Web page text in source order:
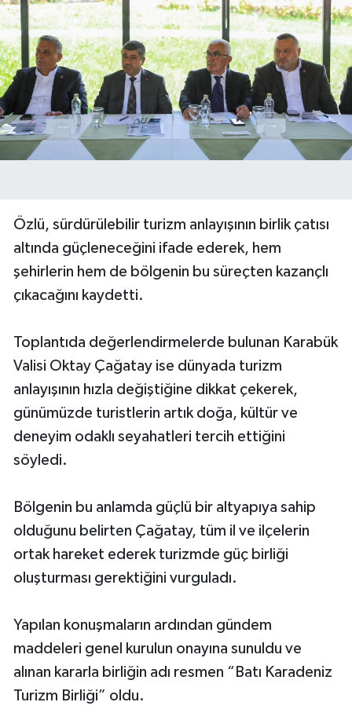
Özlü, sürdürülebilir turizm anlayışının birlik çatısı
altında güçleneceğini ifade ederek, hem
şehirlerin hem de bölgenin bu süreçten kazançlı
çıkacağını kaydetti.
Toplantıda değerlendirmelerde bulunan Karabük
Valisi Oktay Çağatay ise dünyada turizm
anlayışının hızla değiştiğine dikkat çekerek,
günümüzde turistlerin artık doğa, kültür ve
deneyim odaklı seyahatleri tercih ettiğini
söyledi.
Bölgenin bu anlamda güçlü bir altyapıya sahip
olduğunu belirten Çağatay, tüm il ve ilçelerin
ortak hareket ederek turizmde güç birliği
oluşturması gerektiğini vurguladı.
Yapılan konuşmaların ardından gündem
maddeleri genel kurulun onayına sunuldu ve
alınan kararla birliğin adı resmen “Batı Karadeniz
Turizm Birliği” oldu.